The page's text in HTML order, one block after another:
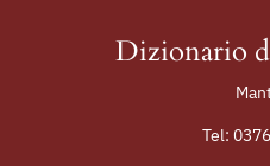
Dizionario
Tel: